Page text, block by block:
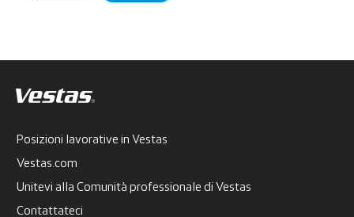
Posizioni lavorative in Vestas
Vestas.com
Unitevi alla Comunità professionale di Vestas
Contattateci